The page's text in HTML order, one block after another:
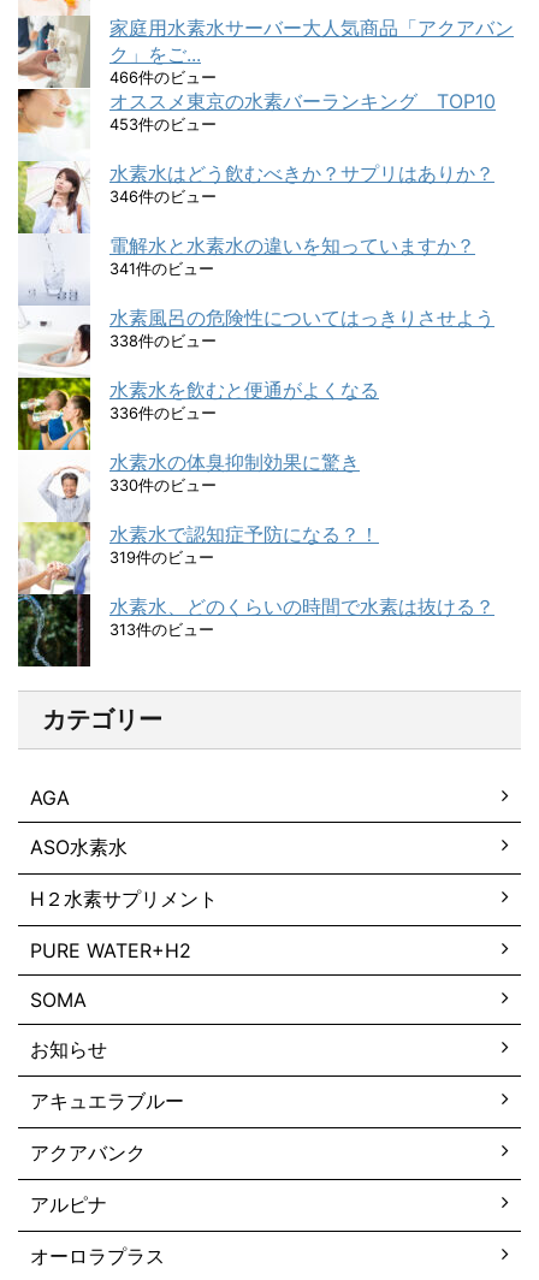
家庭用水素水サーバー大人気商品「アクアバン
ク」をご...
466件のビュー
オススメ東京の水素バーランキング TOP10
453件のビュー
水素水はどう飲むべきか？サプリはありか？
346件のビュー
電解水と水素水の違いを知っていますか？
341件のビュー
水素風呂の危険性についてはっきりさせよう
338件のビュー
水素水を飲むと便通がよくなる
336件のビュー
水素水の体臭抑制効果に驚き
330件のビュー
水素水で認知症予防になる？！
319件のビュー
水素水、どのくらいの時間で水素は抜ける？
313件のビュー
カテゴリー
AGA
ASO水素水
H２水素サプリメント
PURE WATER+H2
SOMA
お知らせ
アキュエラブルー
アクアバンク
アルピナ
オーロラプラス